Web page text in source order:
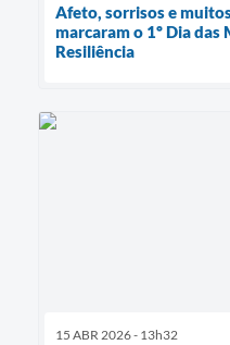
Afeto, sorrisos e
marcaram o 1º Dia das
Resiliência
15 ABR 2026 - 13h32